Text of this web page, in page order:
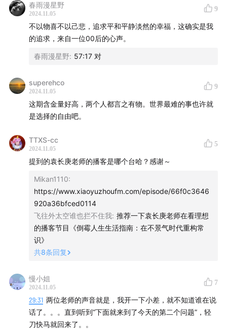
✨信心的修复为何如此困难？
信心的修复很难是因为人们在房价上涨过程中形成了路径依
赖和固定观念，比如认为房价到达一定高位后就会下跌。
这种思想钢印需要长时间才能消除，例如从不限购的房地产
市场变为限购政策仅在近十年左右的时间内形成深刻影响。
异？
有的，例如中国市场行情波动，在海外媒体的报道中，中国
市场的强劲表现和消费信心复苏被解读为市场回暖，而作为
在报道同一事件时视角和包装方式的不同，从而导致信息差
和误解。
✨在投资决策中，如何避免陷入两难的抉择，把握住主线？
对于做投资的人来说，关键是要找到并把握住最主要的逻
辑，即现在市场最关注的核心因素，而不是纠结于众多细
节。这样在面对是否购买一个企业的问题时，就能做出决
策。
✨日本年轻人对投资理财的看法是怎样的？
国年轻人的观点有所不同。
然而，日本的“耻文化”和社会结构特点却与中国年轻人产生
了共鸣，比如强烈的集体主义精神和在公共场合的守规矩行
为。
春雨漫星野
2024.11.05
9
不以物喜不以己悲，追求平和平静淡然的幸福，这确实是我
的追求，来自一位00后的心声。
春雨漫星野: 57:17 对
superehco
2024.11.05
9
这期含金量好高，两个人都言之有物。世界最难的事也许就
是选择的自由吧。
TTXS-cc
2024.11.05
5
提到的袁长庚老师的播客是哪个台哈？感谢～
Mikan1110:
https://www.xiaoyuzhoufm.com/episode/66f0c3646
920a36bfced0114
飞往外太空谁也拦不住我: 推荐一下袁长庚老师在看理想
的播客节目《倒霉人生生活指南：在不景气时代重构常
识》
共8条回复
慢小姐
2024.11.05
7
29:31 两位老师的声音就是，我开一下小差，就不知道谁在说
话了。。。直到听到“下面就来到了今天的第二个问题”，轻
刀快马就回来了。。